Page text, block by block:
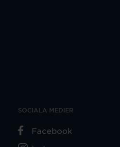
SOCIALA MEDIER
Facebook